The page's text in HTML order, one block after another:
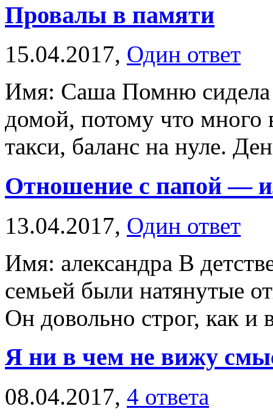
Провалы в памяти
15.04.2017, Один ответ
Имя: Саша Помню сидела
домой, потому что много
такси, баланс на нуле.
Отношение с папой —
13.04.2017, Один ответ
Имя: александра В
семьей были натянутые
Он довольно строг, как и
Я ни в чем не вижу
08.04.2017, 4 ответа